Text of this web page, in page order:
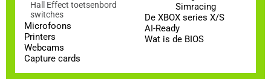
Hall Effect toetsenbord
switches
Microfoons
Printers
Webcams
Capture cards
Simracing
De XBOX series X/S
AI-Ready
Wat is de BIOS